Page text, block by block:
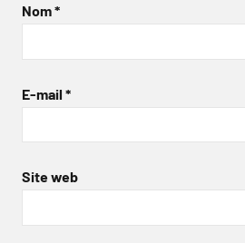
Nom*
E-mail *
Site web